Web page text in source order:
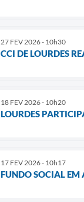
27 FEV 2026 - 10h30
CCI DE LOURDES
18 FEV 2026 - 10h20
LOURDES
17 FEV 2026 - 10h17
FUNDO SOCIAL EM